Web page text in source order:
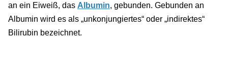
an ein Eiweiß, das Albumin, gebunden. Gebunden an
Albumin wird es als „unkonjungiertes“ oder „indirektes“
Bilirubin bezeichnet.